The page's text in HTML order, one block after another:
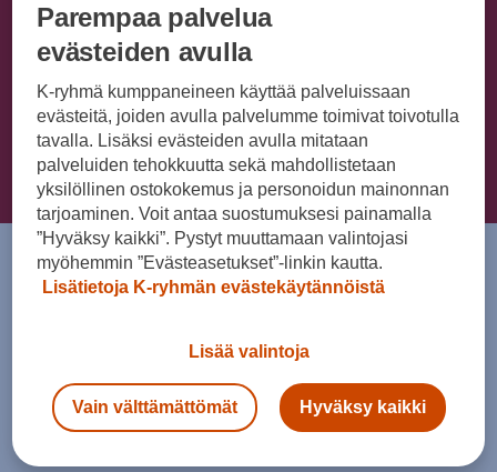
SEAT-huoltopisteemme
Ota yhteyttä
Tervetuloa SEAT-huoltoon
Varaa SEAT-
merkkihuolto
helposti verkossa.
Parempaa palvelua
evästeiden avulla
K-ryhmä kumppaneineen käyttää palveluissaan
evästeitä, joiden avulla palvelumme toimivat toivotulla
tavalla. Lisäksi evästeiden avulla mitataan
palveluiden tehokkuutta sekä mahdollistetaan
yksilöllinen ostokokemus ja personoidun mainonnan
tarjoaminen. Voit antaa suostumuksesi painamalla
”Hyväksy kaikki”. Pystyt muuttamaan valintojasi
myöhemmin ”Evästeasetukset”-linkin kautta.
Lisätietoja K-ryhmän evästekäytännöistä
Lisää valintoja
Vain välttämättömät Hyväksy kaikki